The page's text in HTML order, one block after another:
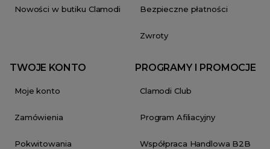
Nowości w butiku Clamodi Bezpieczne płatności
Zwroty
TWOJE KONTO
Moje konto
Zamówienia
Pokwitowania
PROGRAMY I PROMOCJE
Clamodi Club
Program Afiliacyjny
Współpraca Handlowa B2B